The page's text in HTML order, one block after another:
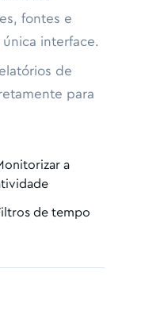
fontes e
interface.
de
para
a
de tempo